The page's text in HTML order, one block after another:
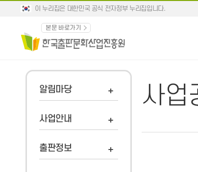
이 누리집은 대한민국 공식 전자정부 누리집입니다.
본문 바로가기
알림마당
사업안내
출판정보
사업